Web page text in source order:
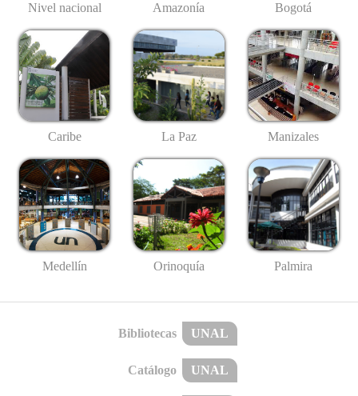
Nivel nacional Amazonía Bogotá
Caribe La Paz Manizales
Medellín Orinoquía Palmira
Bibliotecas UNAL
Catálogo UNAL